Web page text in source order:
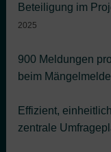
Beteiligung im
2025
900 Meldungen
beim
Effizient,
zentrale